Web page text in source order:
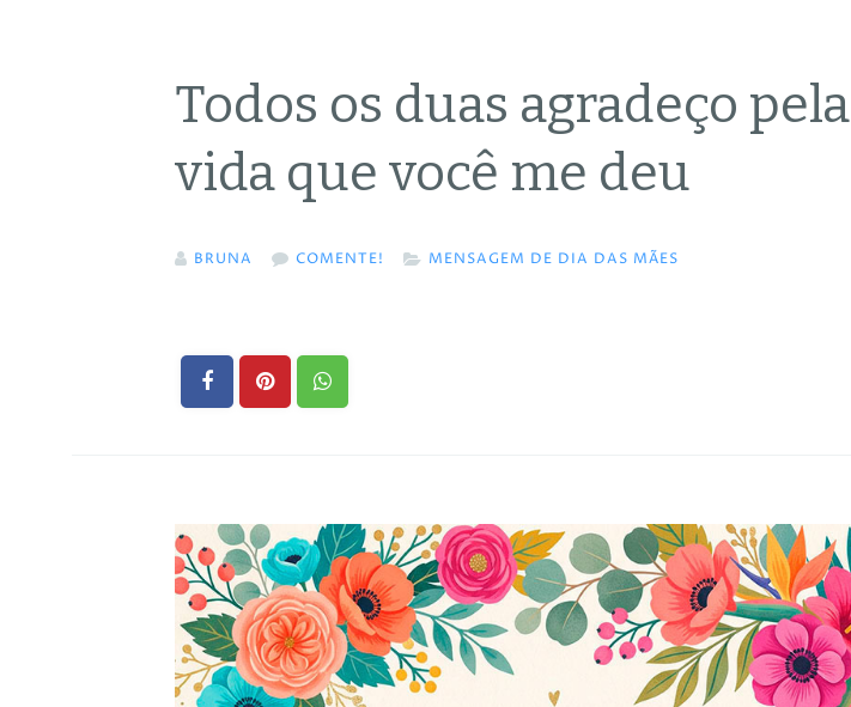
Todos os duas agradeço pela
vida que você me deu
BRUNA COMENTE! MENSAGEM DE DIA DAS MÃES